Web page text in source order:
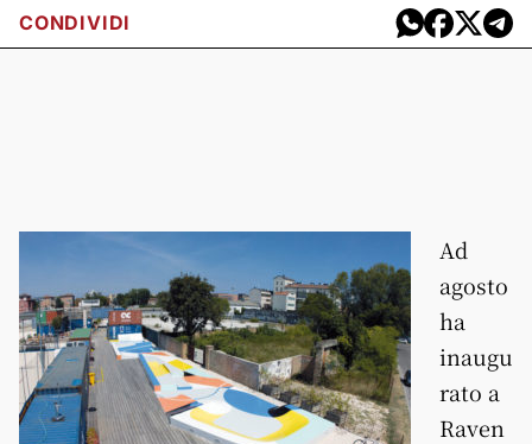
CONDIVIDI
Ad
agosto
ha
inaugu
rato a
Raven